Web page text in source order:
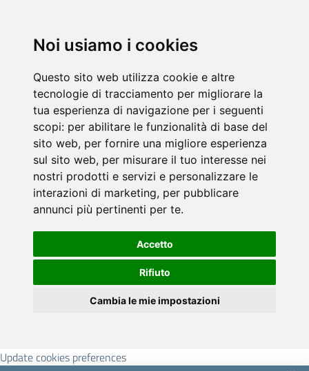
Noi usiamo i cookies
Questo sito web utilizza cookie e altre
tecnologie di tracciamento per migliorare la
tua esperienza di navigazione per i seguenti
scopi: per abilitare le funzionalità di base del
sito web, per fornire una migliore esperienza
sul sito web, per misurare il tuo interesse nei
nostri prodotti e servizi e personalizzare le
interazioni di marketing, per pubblicare
annunci più pertinenti per te.
Accetto
Rifiuto
Cambia le mie impostazioni
Update cookies preferences